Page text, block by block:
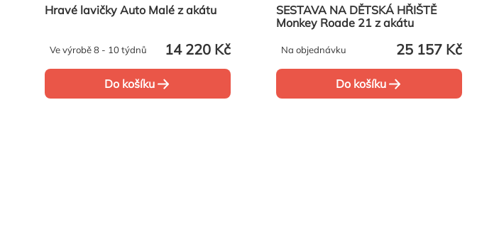
Hravé lavičky Auto Malé z akátu
14 220 Kč
Ve výrobě 8 - 10 týdnů
Do košíku
SESTAVA NA DĚTSKÁ HŘIŠTĚ
Monkey Roade 21 z akátu
25 157 Kč
Na objednávku
Do košíku